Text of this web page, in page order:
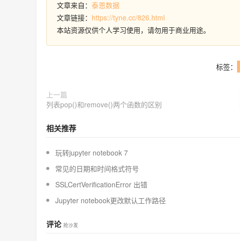
文章来自： 泰恩数据
文章链接： https://tyne.cc/826.html
本站资源仅供个人学习使用，请勿用于商业用途。
标签：
上一篇
列表pop()和remove()两个函数的区别
相关推荐
玩转jupyter notebook 7
常见的日期和时间格式符号
SSLCertVerificationError 出错
Jupyter notebook更改默认工作路径
评论 抢沙发